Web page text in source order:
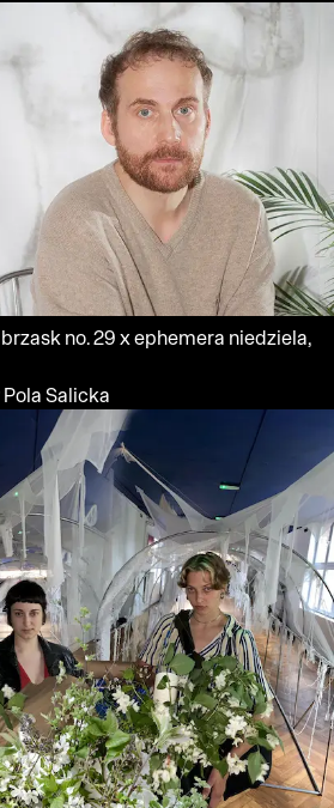
no. 29 x ephemera niedziela,
Salicka